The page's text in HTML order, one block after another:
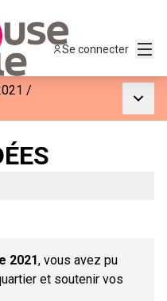
Se connecter
/
2021, vous avez pu
et soutenir vos